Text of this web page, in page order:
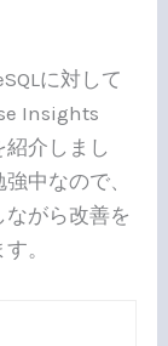
に対して
Insights
介しまし
中なので、
がら改善を
。